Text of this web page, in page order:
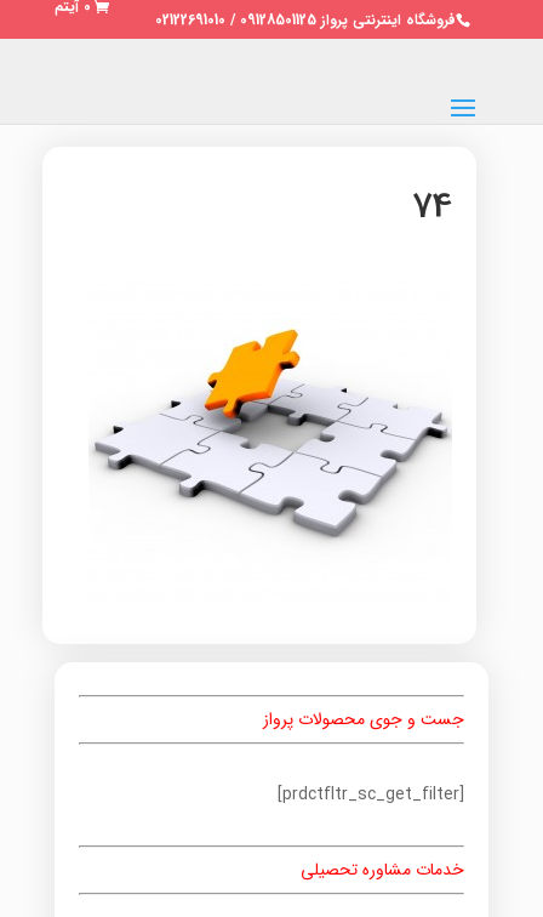
فروشگاه اینترنتی پرواز 09128501125 / 02122691010
0 آیتم
74
جست و جوی محصولات پرواز
[prdctfltr_sc_get_filter]
خدمات مشاوره تحصیلی